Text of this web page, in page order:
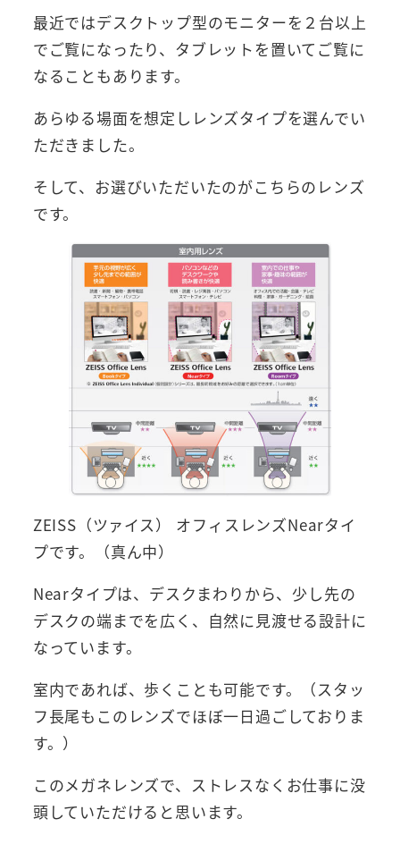
最近ではデスクトップ型のモニターを２台以上
でご覧になったり、タブレットを置いてご覧に
なることもあります。
あらゆる場面を想定しレンズタイプを選んでい
ただきました。
そして、お選びいただいたのがこちらのレンズ
です。
ZEISS（ツァイス） オフィスレンズNearタイ
プです。（真ん中）
Nearタイプは、デスクまわりから、少し先の
デスクの端までを広く、自然に見渡せる設計に
なっています。
室内であれば、歩くことも可能です。（スタッ
フ長尾もこのレンズでほぼ一日過ごしておりま
す。）
このメガネレンズで、ストレスなくお仕事に没
頭していただけると思います。